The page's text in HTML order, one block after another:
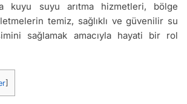
kuyu suyu arıtma hizmetleri, bölge
temiz, sağlıklı ve güvenilir su
sağlamak amacıyla hayati bir rol